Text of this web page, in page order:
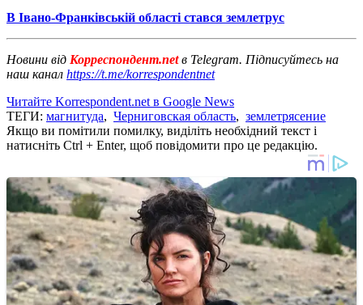
В Івано-Франківській області стався землетрус
Новини від Корреспондент.netв Telegram. Підписуйтесь на
наш канал https://t.me/korrespondentnet
Читайте Korrespondent.net в Google News
ТЕГИ: магнитуда, Черниговская область, землетрясение
Якщо ви помітили помилку, виділіть необхідний текст і
натисніть Ctrl + Enter, щоб повідомити про це редакцію.